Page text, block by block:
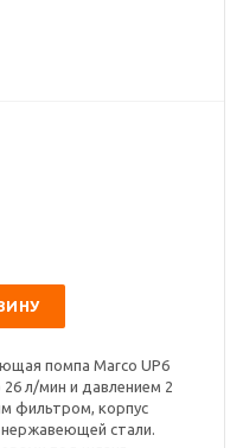
помпа Marco UP6
л/мин и давлением 2
фильтром, корпус
нержавеющей стали.